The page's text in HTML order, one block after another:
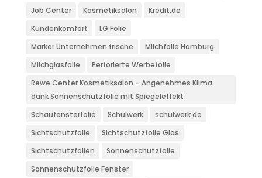
Job Center
Kosmetiksalon
Kredit.de
Kundenkomfort
LG Folie
Marker Unternehmen frische
Milchfolie Hamburg
Milchglasfolie
Perforierte Werbefolie
Rewe Center Kosmetiksalon – Angenehmes Klima
dank Sonnenschutzfolie mit Spiegeleffekt
Schaufensterfolie
Schulwerk
schulwerk.de
Sichtschutzfolie
Sichtschutzfolie Glas
Sichtschutzfolien
Sonnenschutzfolie
Sonnenschutzfolie Fenster